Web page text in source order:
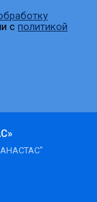
с политикой